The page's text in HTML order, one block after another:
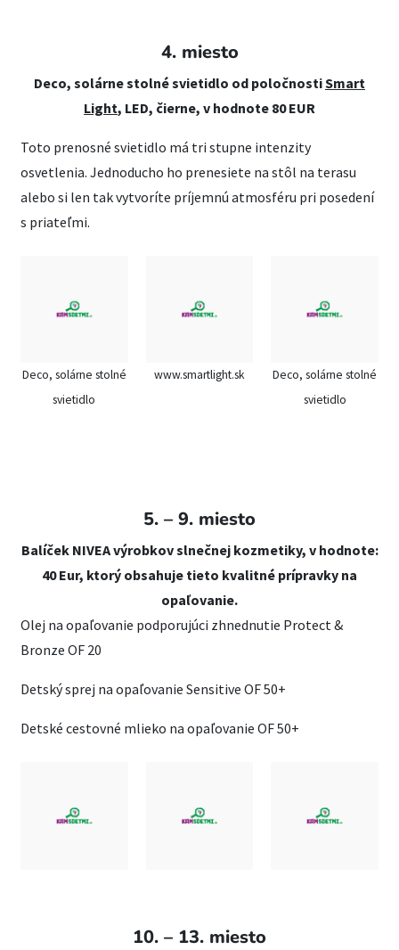
4. miesto
Deco, solárne stolné svietidlo od poločnostiSmart
Light, LED, čierne, v hodnote 80 EUR
Toto prenosné svietidlo má tri stupne intenzity
osvetlenia. Jednoducho ho prenesiete na stôl na terasu
alebo si len tak vytvoríte príjemnú atmosféru pri posedení
s priateľmi.
Deco, solárne stolné
svietidlo
www.smartlight.sk
Deco, solárne stolné
svietidlo
5. – 9. miesto
Balíček NIVEA výrobkov slnečnej kozmetiky, v hodnote:
40 Eur, ktorý obsahuje tieto kvalitné prípravky na
opaľovanie.
Olej na opaľovanie podporujúci zhnednutie Protect &
Bronze OF 20
Detský sprej na opaľovanie Sensitive OF 50+
Detské cestovné mlieko na opaľovanie OF 50+
10. – 13. miesto